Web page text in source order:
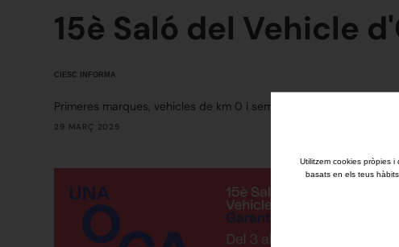
15è Saló del Vehicle
CIESC INFORMA
Primeres marques, vehicles de km 0 i seminous. Amb distintiu
29 MARÇ 2025
Utilitzem cookies pròpies
basats en els teus